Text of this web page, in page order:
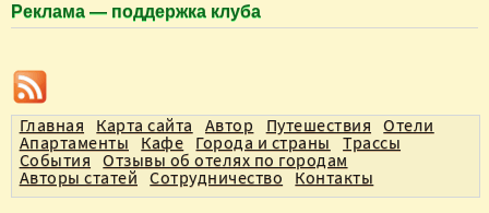
Реклама — поддержка клуба
Главная Карта сайта Автор Путешествия
Отели
Апартаменты Кафе Города и страны Трассы
События Отзывы об отелях по городам
Авторы статей Сотрудничество Контакты